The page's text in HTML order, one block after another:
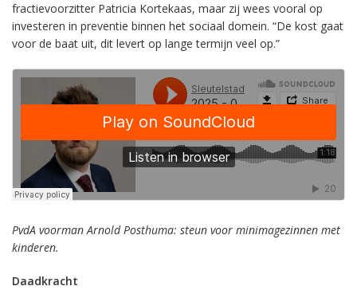
fractievoorzitter Patricia Kortekaas, maar zij wees vooral op
investeren in preventie binnen het sociaal domein. “De kost gaat
voor de baat uit, dit levert op lange termijn veel op.”
PvdA voorman Arnold Posthuma: steun voor minimagezinnen met
kinderen.
Daadkracht